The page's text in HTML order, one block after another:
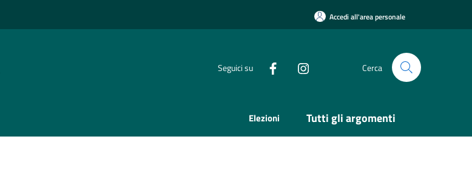
Accedi all'area personale
Seguici su Cerca
Elezioni Tutti gli argomenti